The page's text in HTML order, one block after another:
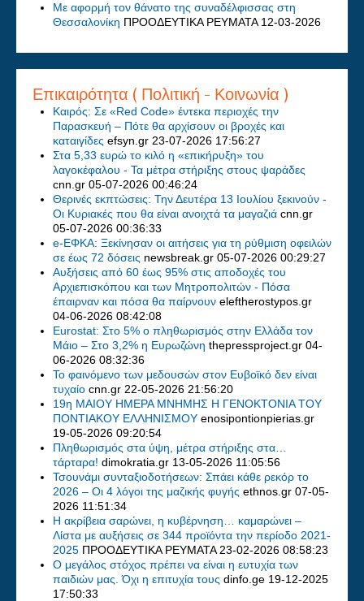
Με αφορμή τον θάνατο της συναδέλφισσας στη
Θεσσαλονίκη ΠΡΟΟΔΕΥΤΙΚΑ ΡΕΥΜΑΤΑ 12-03-2026
Επικαιρότητα ( Πολιτική - Κοινωνία )
Καιρός: Σε «Red Code» έντεκα περιοχές την
Παρασκευή – Πότε θα αρχίσουν οι βροχές και
καταιγίδες efsyn.gr 23-07-2026 17:56:27
Στα 5,33 ευρώ το κιλό η «επικήρυξη» του
λαγοκέφαλου - Τα μέτρα στήριξης στους ψαράδες
cnn.gr 05-07-2026 00:46:24
Θερινές εκπτώσεις: Την Δευτέρα 13 Ιουλίου ξεκινούν -
Οι Κυριακές που θα είναι ανοιχτά τα μαγαζιά cnn.gr
05-07-2026 00:36:33
e-ΕΦΚΑ: Ξεκίνησαν οι αιτήσεις για τη ρύθμιση οφειλών
σε έως 72 δόσεις newsbreak.gr 05-07-2026 00:29:27
Αυξήσεις από 60 έως 95% στις αποδοχές του
Αρχιεπισκόπου και των Μητροπολιτών - Πόσα
έπαιρναν και πόσα θα παίρνουν eleftherostypos.gr
04-06-2026 08:42:08
Eurostat: Στο 5% ο πληθωρισμός στην Ελλάδα τον
Μάιο – Στο 3,2% η Ευρωζώνη thepressproject.gr 04-
06-2026 08:32:36
Το φαινόμενο των μεδουσών στον Ευβοϊκό δεν είναι
τυχαίο cnn.gr 22-05-2026 21:56:20
19η ΜΑΙΟΥ ΗΜΕΡΑ ΜΝΗΜΗΣ Η ΓΕΝΟΚΤΟΝΙΑ ΤΟΥ
ΠΟΝΤΙΑΚΟΥ ΕΛΛΗΝΙΣΜΟΥ enosipontionpierias.gr
19-05-2026 09:20:54
Πληθωρισμός στα ύψη, μέτρα στήριξης στα…
τάρταρα! dimokratia.gr 13-05-2026 11:05:56
Τσουνάμι συνταξιοδοτήσεων: Σπάει κάθε ρεκόρ το
2026 – Οι 4 λόγοι της μαζικής φυγής ethnos.gr 07-05-
2026 11:51:34
Η ακρίβεια σαρώνει, η κυβέρνηση… καμαρώνει –
Λίστα με αυξήσεις σε 344 προϊόντα την περίοδο 2021-
2025 ΠΡΟΟΔΕΥΤΙΚΑ ΡΕΥΜΑΤΑ 23-02-2026 08:58:23
Ο μεγάλος στόχος πρέπει να είναι η ευτυχία των
παιδιών μας. Όχι η επιτυχία τους dinfo.ge 19-12-2025
17:50:33